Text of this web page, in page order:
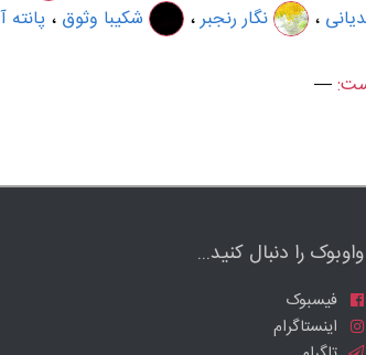
، نگار رنجبر، شکیبا وثوق ، پانته آ
—
واوبوک را دنبال کنید...
فیسبوک
اینستاگرام